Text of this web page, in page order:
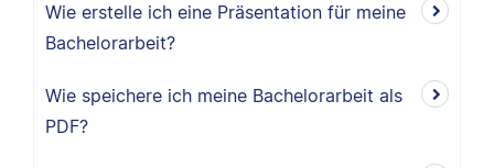
Wie erstelle ich eine Präsentation für meine
Bachelorarbeit?
Wie speichere ich meine Bachelorarbeit als
PDF?